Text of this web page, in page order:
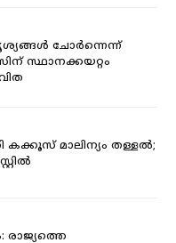
ദൃശ്യങ്ങൾ ചോർന്നെന്ന്
സ്ഥാനക്കയറ്റം
കക്കൂസ് മാലിന്യം തള്ളല്‍;